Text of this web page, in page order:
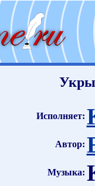
Исполняет:
Автор:
Музыка: